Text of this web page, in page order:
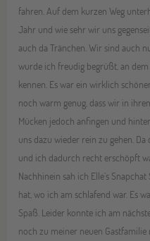
fahren. Auf dem kurzen Weg
Jahr und wie sehr wir uns
auch da Tränchen. Wir sind auch
wurde ich freudig begrüßt, an
kennen. Es war ein wirklich
noch warm genug, dass wir in
Mücken jedoch anfingen und
uns dazu wieder rein zu gehen.
und ich dadurch recht erschöpft
Nachhinein sah ich Elle’s
hat, wo ich am schlafend war. Es
Spaß. Leider konnte ich am
noch zu meiner neuen